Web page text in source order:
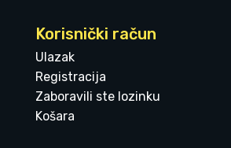
Korisnički račun
Ulazak
Registracija
Zaboravili ste lozinku
Košara